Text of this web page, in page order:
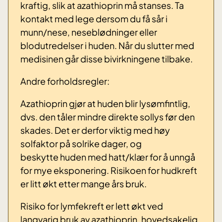
kraftig, slik at azathioprin må stanses. Ta
kontakt med lege dersom du få sår i
munn/nese, neseblødninger eller
blodutredelser i huden. Når du slutter med
medisinen går disse bivirkningene tilbake.
Andre forholdsregler:
Azathioprin gjør at huden blir lysømfintlig,
dvs. den tåler mindre direkte sollys før den
skades. Det er derfor viktig med høy
solfaktor på solrike dager, og
beskytte huden med hatt/klær for å unngå
for mye eksponering. Risikoen for hudkreft
er litt økt etter mange års bruk.
Risiko for lymfekreft er lett økt ved
langvarig bruk av azathioprin, hovedsakelig